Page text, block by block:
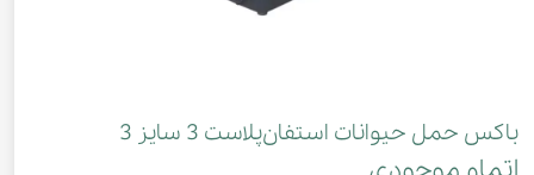
باکس حمل حیوانات استفان‌پلاست 3 سایز 3